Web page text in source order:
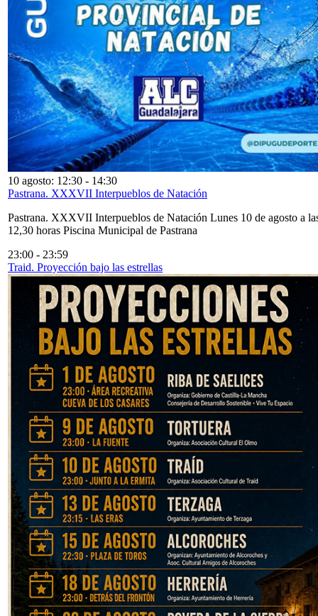
10 agosto: 12:30 - 14:30
Pastrana. XXXVII Interpueblos de Natación
Pastrana. XXXVII Interpueblos de Natación Lunes 10 de agosto a
12,30 horas Piscina Municipal de Pastrana
23:00 - 23:59
Traid. Proyección bajo las estrellas